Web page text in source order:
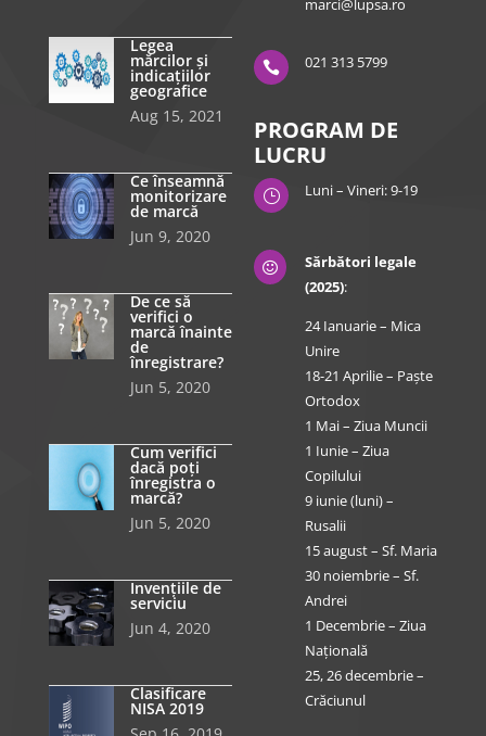
Legea
mărcilor și
indicațiilor
geografice
Aug 15, 2021
Ce înseamnă
monitorizare
de marcă
Jun 9, 2020
De ce să
verifici o
marcă înainte
de
înregistrare?
Jun 5, 2020
Cum verifici
dacă poți
înregistra o
marcă?
Jun 5, 2020
Invențiile de
serviciu
Jun 4, 2020
Clasificare
NISA 2019
marci@lupsa.ro
 021 313 5799
PROGRAM DE
LUCRU
} Luni – Vineri: 9-19

Sărbători legale
(2025):
24 Ianuarie – Mica
Unire
18-21 Aprilie – Paște
Ortodox
1 Mai – Ziua Muncii
1 Iunie – Ziua
Copilului
9 iunie (luni) –
Rusalii
15 august – Sf. Maria
30 noiembrie – Sf.
Andrei
1 Decembrie – Ziua
Națională
25, 26 decembrie –
Crăciunul